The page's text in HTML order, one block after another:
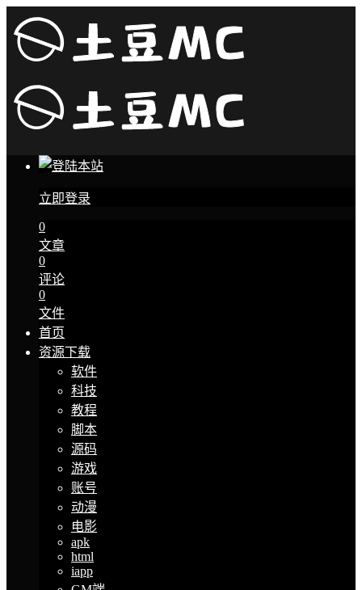
立即登录
0
文章
0
评论
0
文件
首页
资源下载
软件
科技
教程
脚本
源码
游戏
账号
动漫
电影
apk
html
iapp